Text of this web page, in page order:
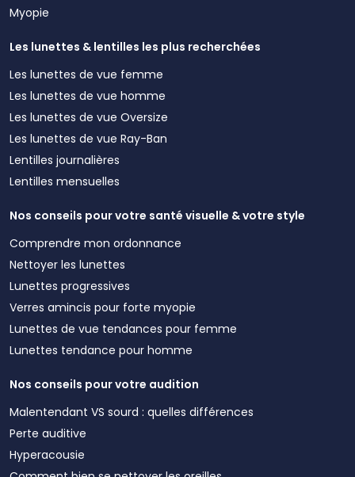
Myopie
Les lunettes & lentilles les plus recherchées
Les lunettes de vue femme
Les lunettes de vue homme
Les lunettes de vue Oversize
Les lunettes de vue Ray-Ban
Lentilles journalières
Lentilles mensuelles
Nos conseils pour votre santé visuelle & votre style
Comprendre mon ordonnance
Nettoyer les lunettes
Lunettes progressives
Verres amincis pour forte myopie
Lunettes de vue tendances pour femme
Lunettes tendance pour homme
Nos conseils pour votre audition
Malentendant VS sourd : quelles différences
Perte auditive
Hyperacousie